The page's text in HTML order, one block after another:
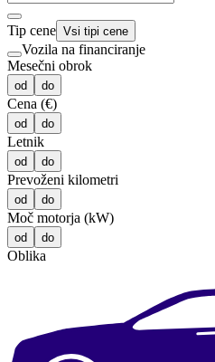
Tip cene Vsi tipi cene
Vozila na financiranje
Mesečni obrok
od do
Cena (€)
od do
Letnik
od do
Prevoženi kilometri
od do
Moč motorja (kW)
od do
Oblika